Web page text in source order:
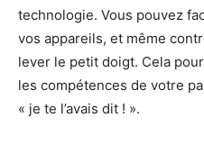
technologie. Vous pouvez
vos appareils, et même
lever le petit doigt. Cela
les compétences de votre
« je te l’avais dit ! ».